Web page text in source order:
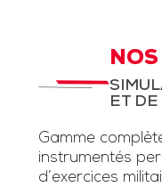
ET
Gamme
instrumentés
d’exercices